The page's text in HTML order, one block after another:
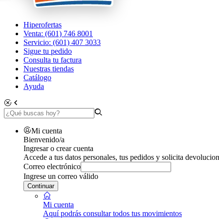
Hiperofertas
Venta: (601) 746 8001
Servicio: (601) 407 3033
Sigue tu pedido
Consulta tu factura
Nuestras tiendas
Catálogo
Ayuda
Mi cuenta
Bienvenido/a
Ingresar o crear cuenta
Accede a tus datos personales, tus pedidos y solicita
Correo electrónico
Ingrese un correo válido
Continuar
Mi cuenta
Aquí podrás consultar todos tus movimientos